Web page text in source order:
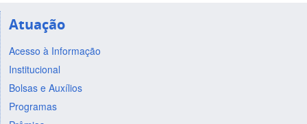
Atuação
Acesso à Informação
Institucional
Bolsas e Auxílios
Programas